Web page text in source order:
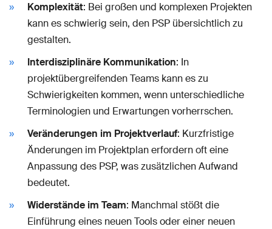
Komplexität: Bei großen und komplexen Projekten
kann es schwierig sein, den PSP übersichtlich zu
gestalten.
Interdisziplinäre Kommunikation: In
projektübergreifenden Teams kann es zu
Schwierigkeiten kommen, wenn unterschiedliche
Terminologien und Erwartungen vorherrschen.
Veränderungen im Projektverlauf: Kurzfristige
Änderungen im Projektplan erfordern oft eine
Anpassung des PSP, was zusätzlichen Aufwand
bedeutet.
Widerstände im Team: Manchmal stößt die
Einführung eines neuen Tools oder einer neuen